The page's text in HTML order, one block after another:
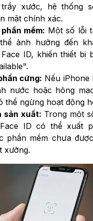
xước, hệ thống
mặt chính xác.
mềm: Một số lỗi
ảnh hưởng đến
ID, khiến thiết bị
cứng: Nếu iPhone
nước hoặc hỏng
thể ngừng hoạt động
sản xuất: Trong một
ID có thể xuất
phần mềm chưa
xưởng.